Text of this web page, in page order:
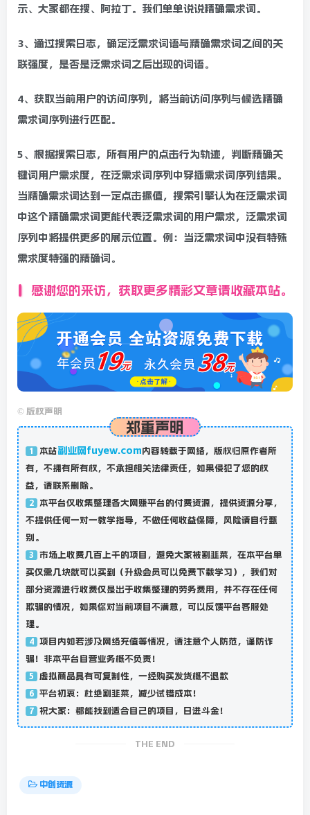
示、大家都在搜、阿拉丁。我们单单说说精确需求词。
3、通过搜索日志，确定泛需求词语与精确需求词之间的关
联强度，是否是泛需求词之后出现的词语。
4、获取当前用户的访问序列，将当前访问序列与候选精确
需求词序列进行匹配。
5、根据搜索日志，所有用户的点击行为轨迹，判断精确关
键词用户需求度，在泛需求词序列中穿插需求词序列结果。
当精确需求词达到一定点击撅值，搜索引擎认为在泛需求词
中这个精确需求词更能代表泛需求词的用户需求，泛需求词
序列中将提供更多的展示位置。例：当泛需求词中没有特殊
需求度特强的精确词。
感谢您的来访，获取更多精彩文章请收藏本站。
© 版权声明
郑重声明
1 本站副业网fuyew.com内容转载于网络，版权归原作者所
有，不拥有所有权，不承担相关法律责任，如果侵犯了您的权
益，请联系删除。
2
本平台仅收集整理各大网赚平台的付费资源，提供资源分享，
不提供任何一对一教学指导，不做任何收益保障，风险请自行甄
别。
3
市场上收费几百上千的项目，避免大家被割韭菜，在本平台单
买仅需几块就可以买到（升级会员可以免费下载学习），我们对
部分资源进行收费仅是出于收集整理的劳务费用，并不存在任何
欺骗的情况，如果你对当前项目不满意，可以反馈平台客服处
理。
4
项目内如若涉及网络充值等情况，请注意个人防范，谨防诈
骗！非本平台自营业务概不负责！
5 虚拟商品具有可复制性，一经购买发货概不退款
6 平台初衷：杜绝割韭菜，减少试错成本！
7 祝大家：都能找到适合自己的项目，日进斗金！
THE END
中创资源